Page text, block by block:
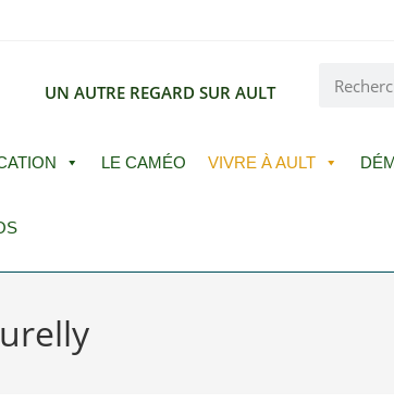
UN AUTRE REGARD SUR AULT
LE CAMÉO VIVRE À AULT